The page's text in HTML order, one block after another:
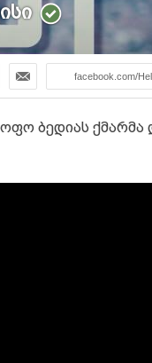
facebook.com/
ბედიას ქმარმა